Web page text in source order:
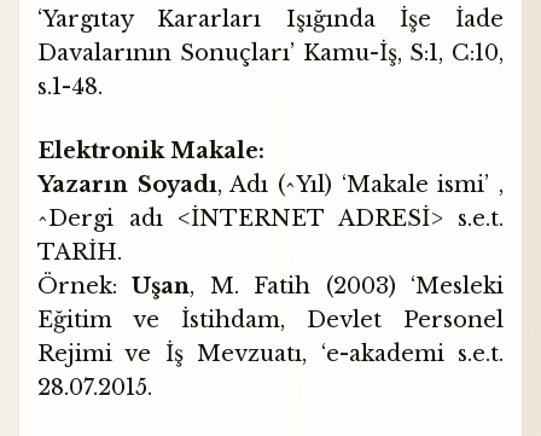
‘Yargıtay Kararları Işığında İşe İade
Davalarının Sonuçları’ Kamu-İş, S:1, C:10,
s.1-48.
Elektronik Makale:
Yazarın Soyadı, Adı (^Yıl) ‘Makale ismi’ ,
^Dergi adı <İNTERNET ADRESİ> s.e.t.
TARİH.
Örnek:Uşan, M. Fatih (2003) ‘Mesleki
Eğitim ve İstihdam, Devlet Personel
Rejimi ve İş Mevzuatı, ‘e-akademi s.e.t.
28.07.2015.